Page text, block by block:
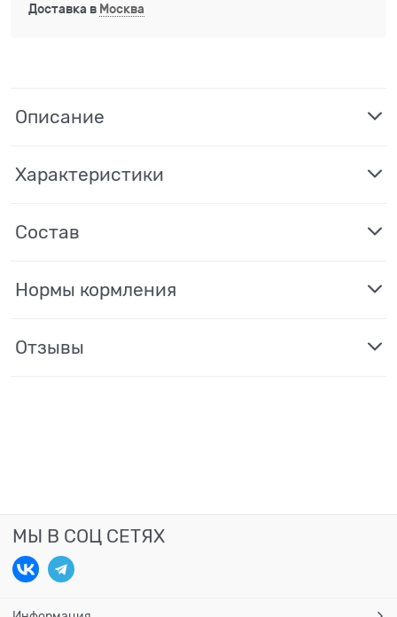
Доставка в Москва
Описание
Характеристики
Состав
Нормы кормления
Отзывы
МЫ В СОЦ СЕТЯХ